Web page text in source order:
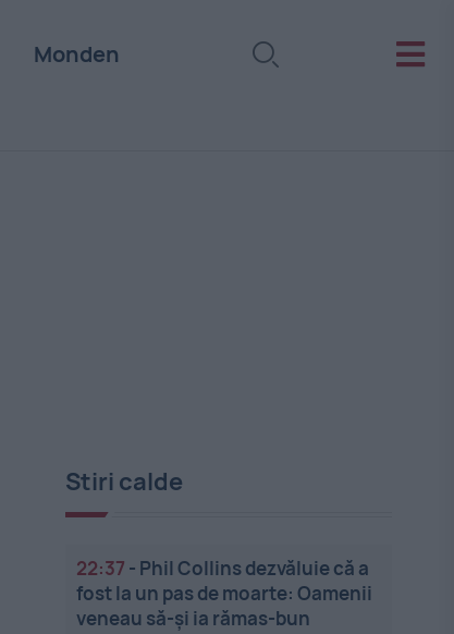
Monden
Stiri calde
22:37 - Phil Collins dezvăluie că a
fost la un pas de moarte: Oamenii
veneau să-și ia rămas-bun